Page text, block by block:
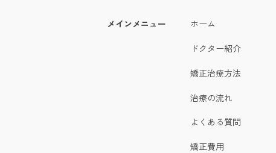
メインメニュー ホーム
ドクター紹介
矯正治療方法
治療の流れ
よくある質問
矯正費用